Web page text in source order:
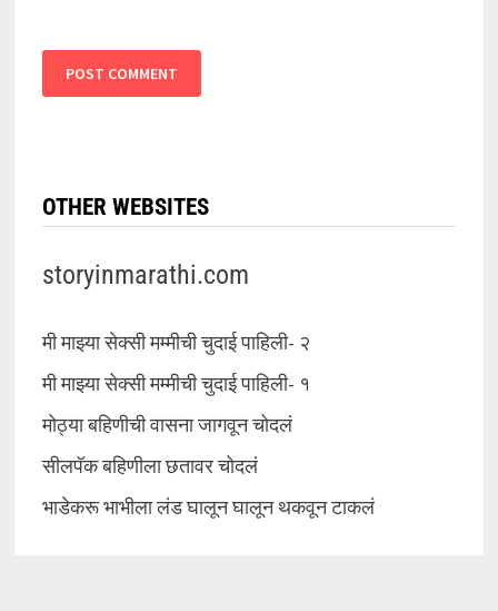
OTHER WEBSITES
storyinmarathi.com
मी माझ्या सेक्सी मम्मीची चुदाई पाहिली- २
मी माझ्या सेक्सी मम्मीची चुदाई पाहिली- १
मोठ्या बहिणीची वासना जागवून चोदलं
सीलपॅक बहिणीला छतावर चोदलं
भाडेकरू भाभीला लंड घालून घालून थकवून टाकलं